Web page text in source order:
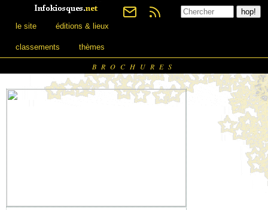
le site éditions & lieux
classements thèmes
BROCHURES